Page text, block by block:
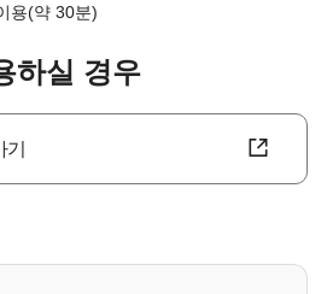
용(약 30분)
하실 경우